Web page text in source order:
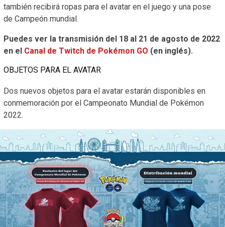
también recibirá ropas para el avatar en el juego y una pose
de Campeón mundial.
Puedes ver la transmisión del 18 al 21 de agosto de 2022
en el Canal de Twitch de Pokémon GO (en inglés).
OBJETOS PARA EL AVATAR
Dos nuevos objetos para el avatar estarán disponibles en
conmemoración por el Campeonato Mundial de Pokémon
2022.